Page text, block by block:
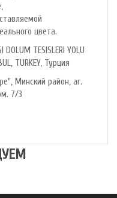
цвета.
DOLUM TESISLERI YOLU
TURKEY, Турция
Минский район, аг.
7/3